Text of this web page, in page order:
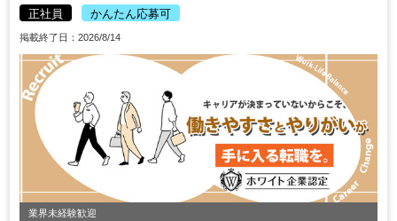
正社員 かんたん応募可
掲載終了日：2026/8/14
業界未経験歓迎